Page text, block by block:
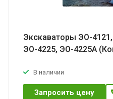
Экскаваторы ЭО-
ЭО-4225, ЭО-4225А
В наличии
Запросить цену